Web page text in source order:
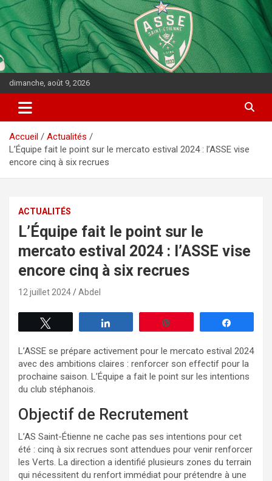
dimanche, août 9, 2026
Accueil
Actualités
L’Équipe fait le point sur le mercato estival 2024 : l’ASSE vise
encore cinq à six recrues
ACTUALITÉS
L’Équipe fait le point sur le
mercato estival 2024 : l’ASSE vise
encore cinq à six recrues
12 juillet 2024 Abdel
L’ASSE se prépare activement pour le mercato estival 2024
avec des ambitions claires : renforcer son effectif pour la
prochaine saison. L’Équipe a fait le point sur les intentions
du club stéphanois.
Objectif de Recrutement
L’AS Saint-Étienne ne cache pas ses intentions pour cet
été : cinq à six recrues sont attendues pour venir renforcer
les Verts. La direction a identifié plusieurs zones du terrain
qui nécessitent du renfort immédiat pour prétendre à une